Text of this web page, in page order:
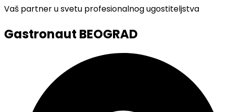
Vaš partner u svetu profesionalnog ugostiteljstva
Gastronaut BEOGRAD